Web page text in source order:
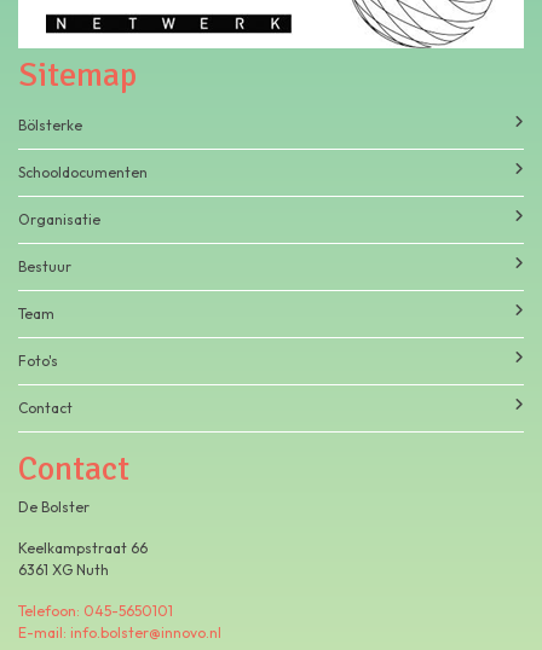
Sitemap
Bölsterke
Schooldocumenten
Organisatie
Bestuur
Team
Foto's
Contact
Contact
De Bolster
Keelkampstraat 66
6361 XG Nuth
Telefoon: 045-5650101
E-mail: info.bolster@innovo.nl